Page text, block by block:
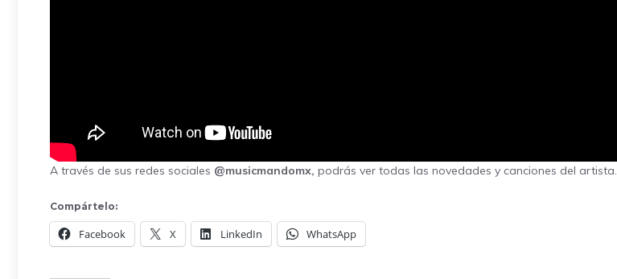
A través de sus redes sociales @musicmandomx, podrás ver todas las novedades y canciones del artista.
Compártelo:
Facebook X LinkedIn WhatsApp